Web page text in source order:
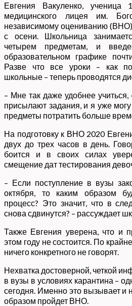
Евгения Вакуленко, ученица
медицинского лицея им.
независимому оцениванию
с осени. Школьница
четырем предметам, и
образовательном графике
Разве что все уроки – как
школьные – теперь проводятся
– Мне так даже удобнее
присылают задания, и я уже
предметы потратить больше
На подготовку к ВНО 2020
двух до трех часов в день.
боится и в своих силах
смещение дат тестирования
– Если поступление в вузы
октября, то каким образом
процесс? Это значит, что в
снова сдвинутся? – рассуждает
Также Евгения уверена, что и
этом году не состоится. По
ничего конкретного не говорят.
Нехватка достоверной, четкой
в вузы в условиях карантина –
сегодня. Именно это вызывает и
образом пройдет ВНО.